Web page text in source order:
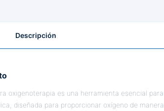
Descripción
oxigenoterapia es una herramienta esencial para
diseñada para proporcionar oxígeno de manera